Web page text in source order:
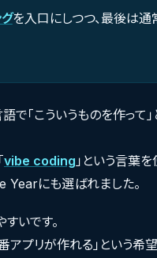
を入口にしつつ、最後は
で「こういうものを作って
vibe coding 」という言葉
にも選ばれました。
いです。
アプリが作れる」という